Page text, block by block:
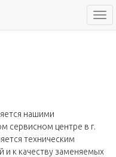
нашими
сервисном центре в г.
техническим
к качеству заменяемых